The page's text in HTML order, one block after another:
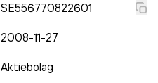
SE556770822601
2008-11-27
Aktiebolag